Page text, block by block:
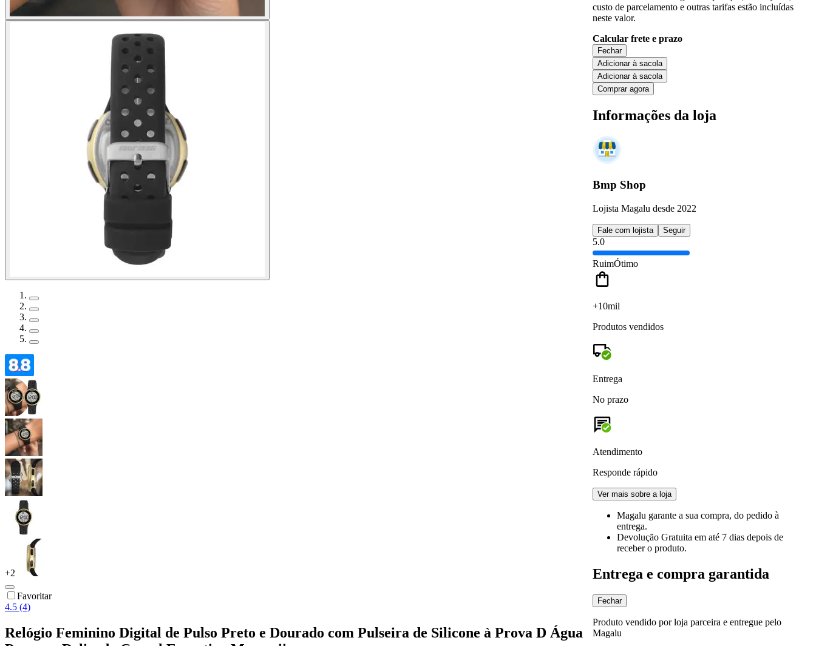
+2
Favoritar
4.5 (4)
Relógio Feminino Digital de Pulso Preto e Dourado com Pulseira de Silicone à Prova D Água
custo de parcelamento e outras tarifas estão incluídas
neste valor.
Calcular frete e prazo
Fechar
Adicionar à sacola
Adicionar à sacola
Comprar agora
Informações da loja
Bmp Shop
Lojista Magalu desde 2022
Fale com lojista Seguir
5.0
RuimÓtimo
+10mil
Produtos vendidos
Entrega
No prazo
Atendimento
Responde rápido
Ver mais sobre a loja
Magalu garante a sua compra, do pedido à
entrega.
Devolução Gratuita em até 7 dias depois de
receber o produto.
Entrega e compra garantida
Fechar
Produto vendido por loja parceira e entregue pelo
Magalu